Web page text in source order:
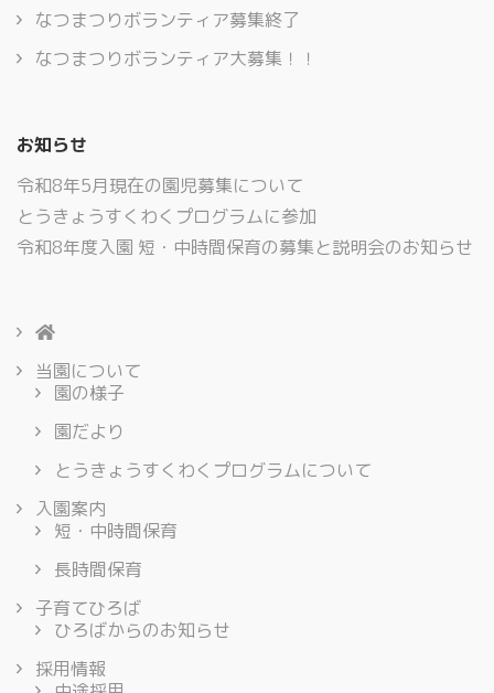
なつまつりボランティア募集終了
なつまつりボランティア大募集！！
お知らせ
令和8年5月現在の園児募集について
とうきょうすくわくプログラムに参加
令和8年度入園 短・中時間保育の募集と説明会のお知らせ
当園について
園の様子
園だより
とうきょうすくわくプログラムについて
入園案内
短・中時間保育
長時間保育
子育てひろば
ひろばからのお知らせ
採用情報